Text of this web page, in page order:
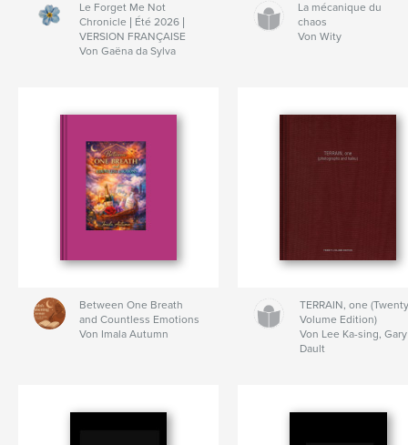
Le Forget Me Not
Chronicle | Été 2026 |
VERSION FRANÇAISE
Von Gaëna da Sylva
La mécanique du
chaos
Von Wity
Between One Breath
and Countless Emotions
Von Imala Autumn
TERRAIN, one
Volume Edition)
Von Lee Ka-sing,
Dault